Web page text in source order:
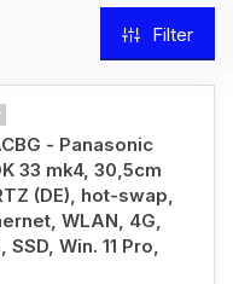
Filter
- Panasonic
33 mk4, 30,5cm
(DE), hot-swap,
WLAN, 4G,
Win. 11 Pro,